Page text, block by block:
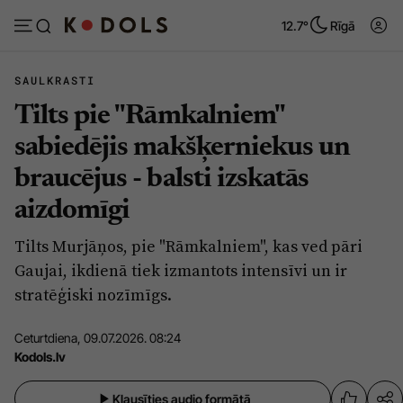
12.7° Rīgā
Abonēt Pieslēgties
Ziņas
Politika
Pašvaldības
Izglītība
Ģimene
Vide
Tēmas
Dzīve un ticība
SAULKRASTI
Tilts pie "Rāmkalniem"
sabiedējis makšķerniekus un
braucējus - balsti izskatās
aizdomīgi
Tilts Murjāņos, pie "Rāmkalniem", kas ved pāri
Gaujai, ikdienā tiek izmantots intensīvi un ir
stratēģiski nozīmīgs.
Ceturtdiena, 09.07.2026. 08:24
Kodols.lv
Klausīties audio formātā